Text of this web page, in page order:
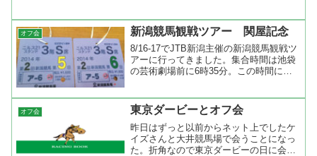
エナジー、▲ホクトグレイン、△サムデ
イシュアー、リュシオル、ア...
オフ会 新潟競馬観戦ツアー 関屋記念
8/16-17でJTB新潟主催の新潟競馬観戦ツ
アーに行ってきました。集合時間は池袋
の芸術劇場前に6時35分。この時間に付
をこすって支度をするが外は雨。天気予
報では晴れの...
オフ会 東京ダービーとオフ会
昨日はずっと以前からネット上でしたケ
イズさんと大井競馬場で会うことになっ
た。折角なので東京ダービーの日に会お